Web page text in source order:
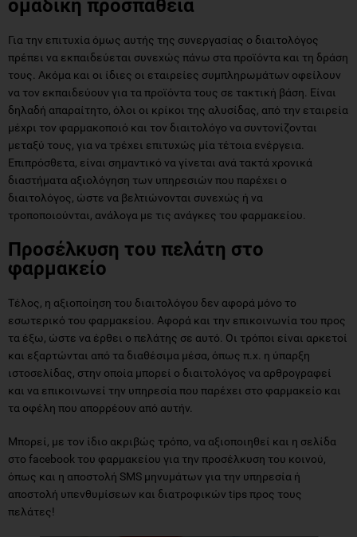
ομαδική προσπάθεια
Για την επιτυχία όμως αυτής της συνεργασίας ο διαιτολόγος
πρέπει να εκπαιδεύεται συνεχώς πάνω στα προϊόντα και τη δράση
τους. Ακόμα και οι ίδιες οι εταιρείες συμπληρωμάτων οφείλουν
να τον εκπαιδεύουν για τα προϊόντα τους σε τακτική βάση. Είναι
δηλαδή απαραίτητο, όλοι οι κρίκοι της αλυσίδας, από την εταιρεία
μέχρι τον φαρμακοποιό και τον διαιτολόγο να συντονίζονται
μεταξύ τους, για να τρέχει επιτυχώς μία τέτοια ενέργεια.
Επιπρόσθετα, είναι σημαντικό να γίνεται ανά τακτά χρονικά
διαστήματα αξιολόγηση των υπηρεσιών που παρέχει ο
διαιτολόγος, ώστε να βελτιώνονται συνεχώς ή να
τροποποιούνται, ανάλογα με τις ανάγκες του φαρμακείου.
Προσέλκυση του πελάτη στο
φαρμακείο
Τέλος, η αξιοποίηση του διαιτολόγου δεν αφορά μόνο το
εσωτερικό του φαρμακείου. Αφορά και την επικοινωνία του προς
τα έξω, ώστε να έρθει ο πελάτης σε αυτό. Οι τρόποι είναι αρκετοί
και εξαρτώνται από τα διαθέσιμα μέσα, όπως π.χ. η ύπαρξη
ιστοσελίδας, στην οποία μπορεί ο διαιτολόγος να αρθρογραφεί
και να επικοινωνεί την υπηρεσία που παρέχει στο φαρμακείο και
τα οφέλη που απορρέουν από αυτήν.
Μπορεί, με τον ίδιο ακριβώς τρόπο, να αξιοποιηθεί και η σελίδα
στο facebook του φαρμακείου για την προσέλκυση του κοινού,
όπως και η αποστολή SMS μηνυμάτων για την υπηρεσία ή
αποστολή υπενθυμίσεων και διατροφικών tips προς τους
πελάτες!